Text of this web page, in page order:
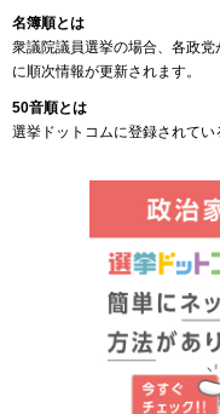
名簿順とは
衆議院議員選挙の場合、各政
に順次情報が更新されます。
50音順とは
選挙ドットコムに登録されてい